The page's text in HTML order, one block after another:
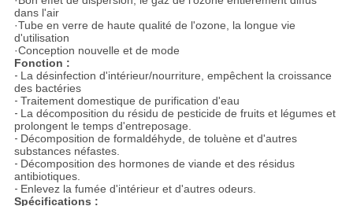
dans l'air
·Tube en verre de haute qualité de l'ozone, la longue vie
d'utilisation
·Conception nouvelle et de mode
Fonction :
- La désinfection d'intérieur/nourriture, empêchent la croissance
des bactéries
- Traitement domestique de purification d'eau
- La décomposition du résidu de pesticide de fruits et légumes et
prolongent le temps d'entreposage.
- Décomposition de formaldéhyde, de toluène et d'autres
substances néfastes.
- Décomposition des hormones de viande et des résidus
antibiotiques.
- Enlevez la fumée d'intérieur et d'autres odeurs.
Spécifications :